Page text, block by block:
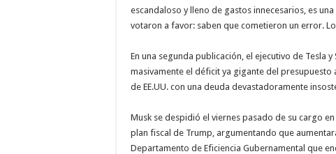
escandaloso y lleno de gastos innecesarios, es
votaron a favor: saben que cometieron un error.
En una segunda publicación, el ejecutivo de Tesla
masivamente el déficit ya gigante del
de EE.UU. con una deuda devastadoramente
Musk se despidió el viernes pasado de su cargo
plan fiscal de Trump, argumentando que
Departamento de Eficiencia Gubernamental que